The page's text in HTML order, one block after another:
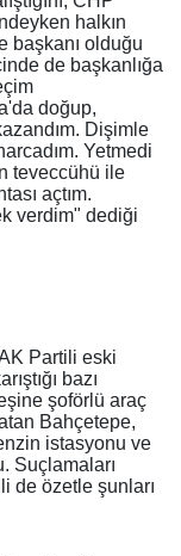
halkın
başkanı olduğu
de başkanlığa
doğup,
Dişimle
Yetmedi
teveccühü ile
açtım.
verdim" dediği
Partili eski
bazı
şoförlü araç
Bahçetepe,
istasyonu ve
Suçlamaları
de özetle şunları